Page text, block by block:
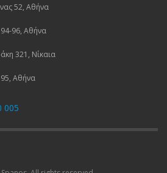
52, Αθήνα
96, Αθήνα
321, Νίκαια
Αθήνα
005